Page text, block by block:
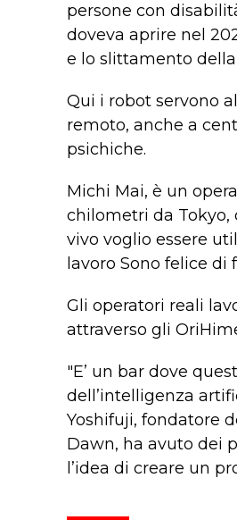
persone con
doveva aprire nel
e lo slittamento
Qui i robot servono
remoto, anche a
psichiche.
Michi Mai, è un
chilometri da Tokyo,
vivo voglio essere
lavoro Sono felice di
Gli operatori reali
attraverso gli
"E’ un bar dove
dell’intelligenza
Yoshifuji, fondatore
Dawn, ha avuto dei
l’idea di creare un